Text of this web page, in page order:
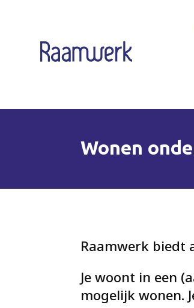
Wonen
Raamwerk biedt
Je woont in een
mogelijk wonen.